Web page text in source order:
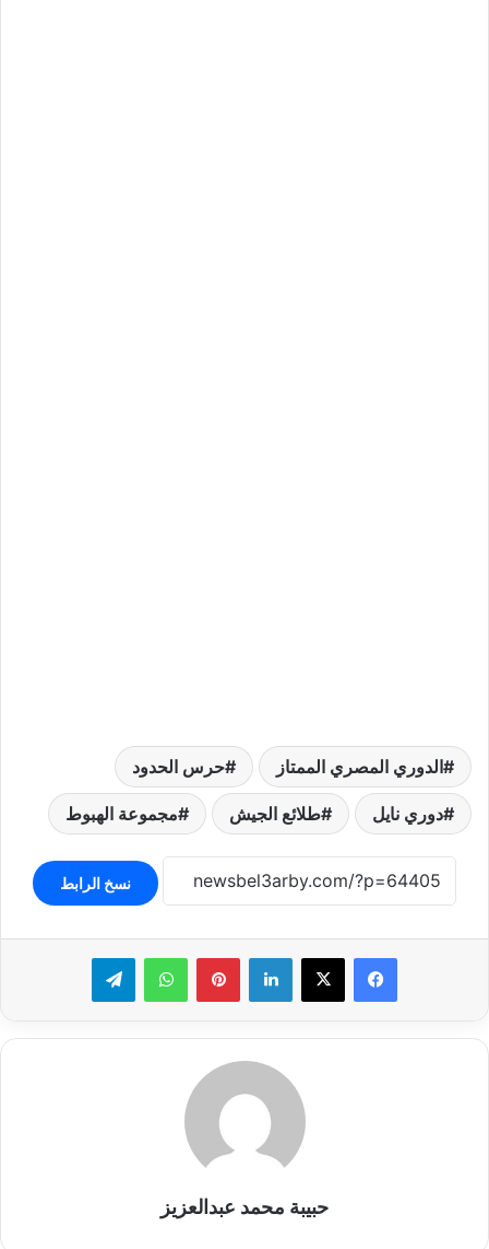
الدوري المصري الممتاز حرس الحدود
دوري نايل طلائع الجيش مجموعة الهبوط
نسخ الرابط
لينكدإن بينتيريستواتساب تيلقرام
حبيبة محمد عبدالعزيز